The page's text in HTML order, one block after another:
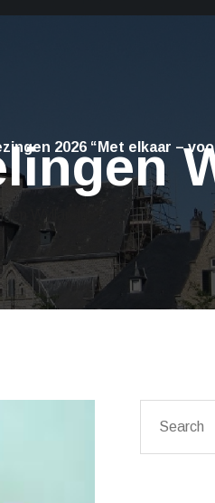
2026 “Met elkaar –
Wyllandrie